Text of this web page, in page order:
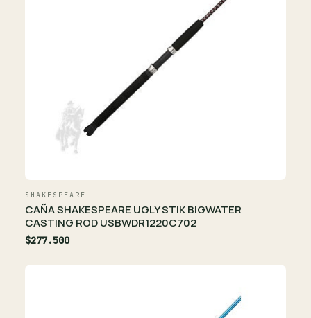
SHAKESPEARE
CAÑA SHAKESPEARE UGLY STIK BIGWATER
CASTING ROD USBWDR1220C702
$277.500